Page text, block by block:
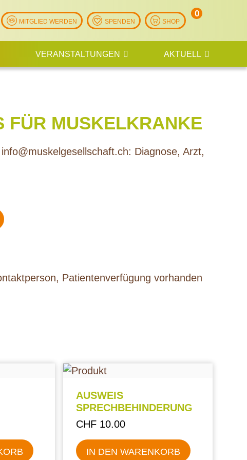
MITGLIED WERDEN SPENDEN SHOP
0
Artikel
VERANSTALTUNGEN AKTUELL
FÜR MUSKELKRANKE
Diagnose, Arzt,
Patientenverfügung vorhanden
AUSWEIS
SPRECHBEHINDERUNG
CHF 10.00
IN DEN WARENKORB